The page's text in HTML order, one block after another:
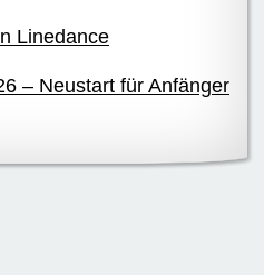
Linedance
– Neustart für Anfänger